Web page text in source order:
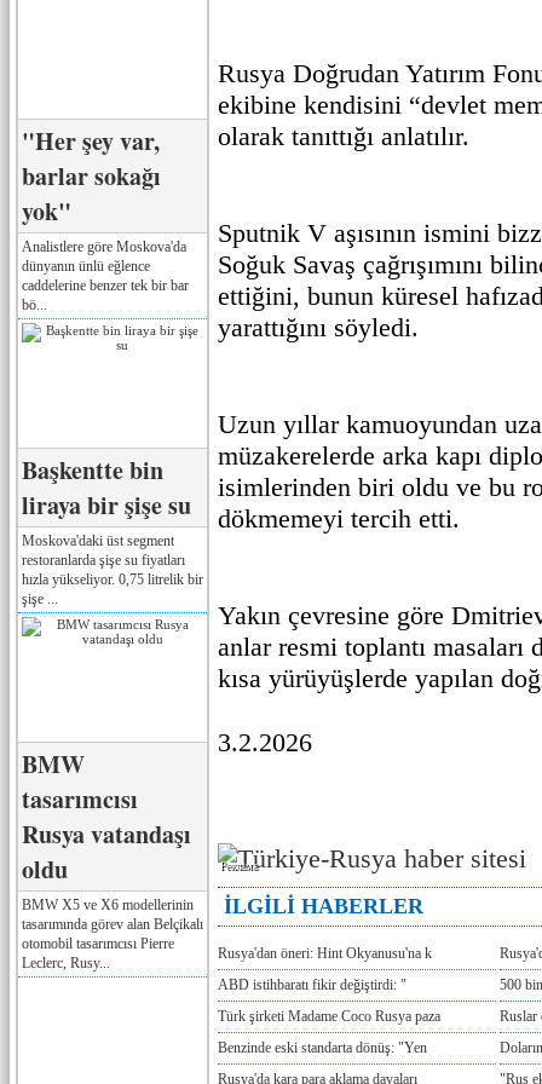
"Her şey var,
barlar sokağı
yok"
Analistlere göre Moskova'da
dünyanın ünlü eğlence
caddelerine benzer tek bir bar
bö...
Başkentte bin
liraya bir şişe su
Moskova'daki üst segment
restoranlarda şişe su fiyatları
hızla yükseliyor. 0,75 litrelik bir
şişe ...
BMW
tasarımcısı
Rusya vatandaşı
oldu
BMW X5 ve X6 modellerinin
tasarımında görev alan Belçikalı
otomobil tasarımcısı Pierre
Leclerc, Rusy...
Rusya Doğrudan Yatırım
ekibine kendisini “devlet
olarak tanıttığı anlatılır.
Sputnik V aşısının ismini
Soğuk Savaş çağrışımını
ettiğini, bunun küresel
yarattığını söyledi.
Uzun yıllar kamuoyundan
müzakerelerde arka kapı
isimlerinden biri oldu ve bu
dökmemeyi tercih etti.
Yakın çevresine göre
anlar resmi toplantı masaları
kısa yürüyüşlerde yapılan
3.2.2026
Реклама
İLGİLİ HABERLER
Rusya'dan öneri: Hint Okyanusu'na k
ABD istihbaratı fikir değiştirdi: "
500
Türk şirketi Madame Coco Rusya paza
Ruslar
Benzinde eski standarta dönüş: "Yen
Rusya'da kara para aklama davaları
"Rus